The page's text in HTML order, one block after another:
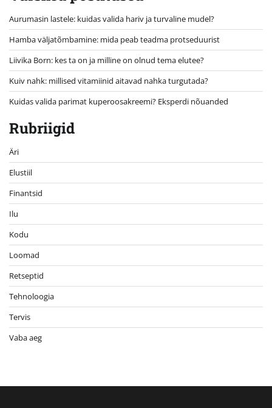
Aurumasin lastele: kuidas valida hariv ja turvaline mudel?
Hamba väljatõmbamine: mida peab teadma protseduurist
Liivika Born: kes ta on ja milline on olnud tema elutee?
Kuiv nahk: millised vitamiinid aitavad nahka turgutada?
Kuidas valida parimat kuperoosakreemi? Eksperdi nõuanded
Rubriigid
Äri
Elustiil
Finantsid
Ilu
Kodu
Loomad
Retseptid
Tehnoloogia
Tervis
Vaba aeg